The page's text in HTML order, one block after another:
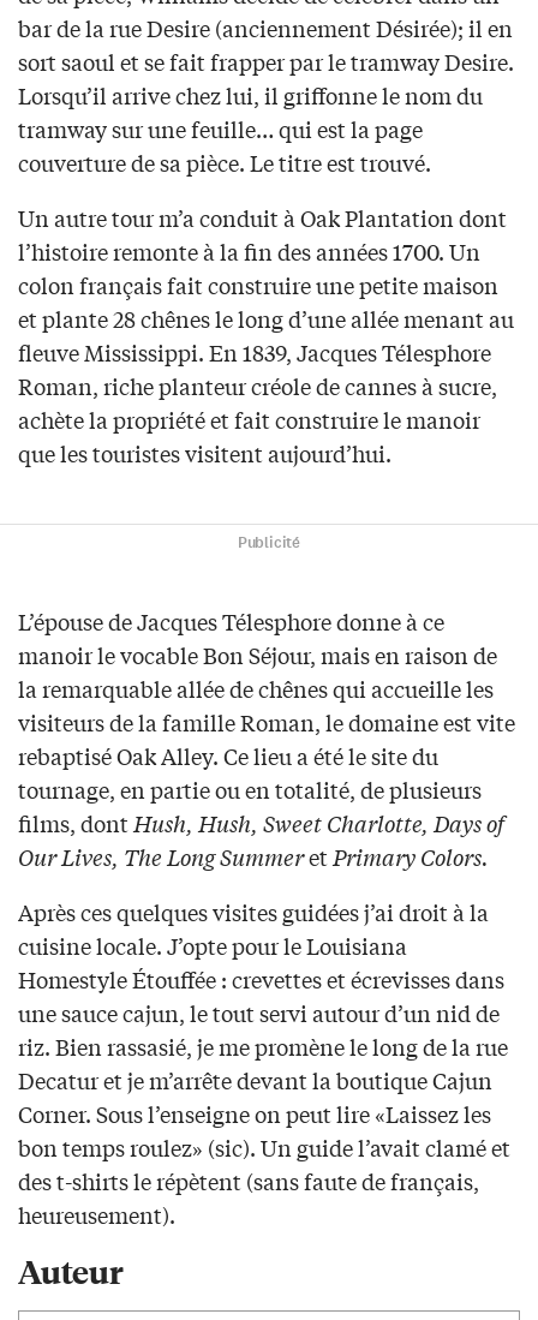
bar de la rue Desire (anciennement Désirée); il en
sort saoul et se fait frapper par le tramway Desire.
Lorsqu’il arrive chez lui, il griffonne le nom du
tramway sur une feuille… qui est la page
couverture de sa pièce. Le titre est trouvé.
Un autre tour m’a conduit à Oak Plantation dont
l’histoire remonte à la fin des années 1700. Un
colon français fait construire une petite maison
et plante 28 chênes le long d’une allée menant au
fleuve Mississippi. En 1839, Jacques Télesphore
Roman, riche planteur créole de cannes à sucre,
achète la propriété et fait construire le manoir
que les touristes visitent aujourd’hui.
Publicité
L’épouse de Jacques Télesphore donne à ce
manoir le vocable Bon Séjour, mais en raison de
la remarquable allée de chênes qui accueille les
visiteurs de la famille Roman, le domaine est vite
rebaptisé Oak Alley. Ce lieu a été le site du
tournage, en partie ou en totalité, de plusieurs
films, dontHush, Hush, Sweet Charlotte, Days of
Our Lives, The Long SummeretPrimary Colors.
Après ces quelques visites guidées j’ai droit à la
cuisine locale. J’opte pour le Louisiana
Homestyle Étouffée : crevettes et écrevisses dans
une sauce cajun, le tout servi autour d’un nid de
riz. Bien rassasié, je me promène le long de la rue
Decatur et je m’arrête devant la boutique Cajun
Corner. Sous l’enseigne on peut lire «Laissez les
bon temps roulez» (sic). Un guide l’avait clamé et
des t-shirts le répètent (sans faute de français,
heureusement).
Auteur